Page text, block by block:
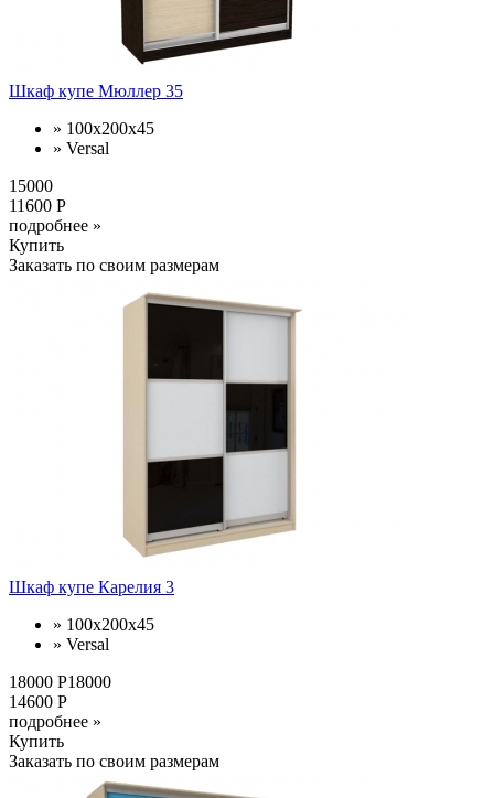
Шкаф купе Мюллер 35
» 100х200х45
» Versal
15000
11600 Р
подробнее »
Купить
Заказать по своим размерам
Шкаф купе Карелия 3
» 100х200х45
» Versal
18000 Р18000
14600 Р
подробнее »
Купить
Заказать по своим размерам